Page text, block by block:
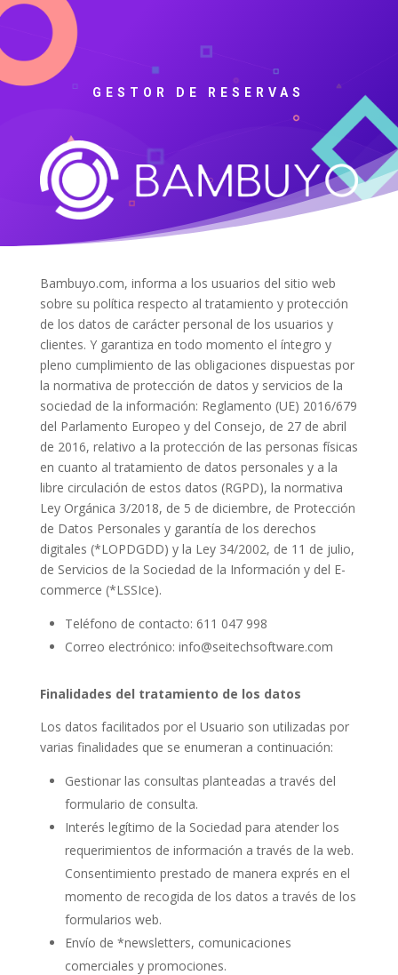
GESTOR DE RESERVAS
Bambuyo.com, informa a los usuarios del sitio web
sobre su política respecto al tratamiento y protección
de los datos de carácter personal de los usuarios y
clientes. Y garantiza en todo momento el íntegro y
pleno cumplimiento de las obligaciones dispuestas por
la normativa de protección de datos y servicios de la
sociedad de la información: Reglamento (UE) 2016/679
del Parlamento Europeo y del Consejo, de 27 de abril
de 2016, relativo a la protección de las personas físicas
en cuanto al tratamiento de datos personales y a la
libre circulación de estos datos (RGPD), la normativa
Ley Orgánica 3/2018, de 5 de diciembre, de Protección
de Datos Personales y garantía de los derechos
digitales (*LOPDGDD) y la Ley 34/2002, de 11 de julio,
de Servicios de la Sociedad de la Información y del E-
commerce (*LSSIce).
Teléfono de contacto: 611 047 998
Correo electrónico: info@seitechsoftware.com
Finalidades del tratamiento de los datos
Los datos facilitados por el Usuario son utilizadas por
varias finalidades que se enumeran a continuación:
Gestionar las consultas planteadas a través del
formulario de consulta.
Interés legítimo de la Sociedad para atender los
requerimientos de información a través de la web.
Consentimiento prestado de manera exprés en el
momento de recogida de los datos a través de los
formularios web.
Envío de *newsletters, comunicaciones
comerciales y promociones.